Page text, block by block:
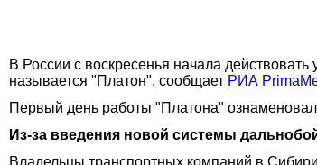
В России с воскресенья начала
называется "Платон", сообщает РИА
Первый день работы "Платона"
Из-за введения новой системы
Владельцы транспортных компаний в